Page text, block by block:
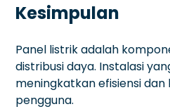
Kesimpulan
Panel listrik adalah
distribusi daya. Instalasi
meningkatkan efisiensi
pengguna.